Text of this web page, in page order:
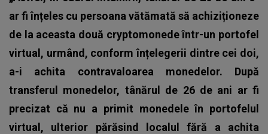
ar fi înțeles cu persoana vătămată să achiziționeze
de la aceasta două cryptomonede într-un portofel
virtual, urmând, conform înțelegerii dintre cei doi,
a-i achita contravaloarea monedelor. După
transferul monedelor, tânărul de 26 de ani ar fi
precizat că nu a primit monedele în portofelul
virtual, ulterior părăsind localul fără a achita